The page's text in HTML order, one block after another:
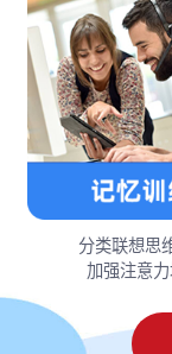
分类联想思
加强注意